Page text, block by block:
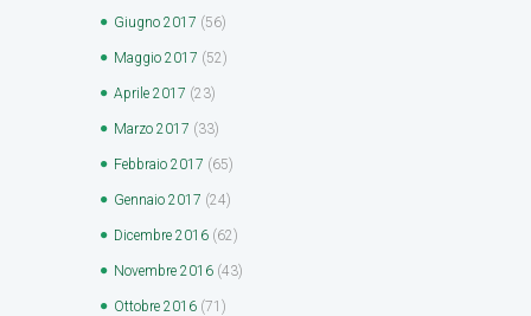
Giugno 2017 (56)
Maggio 2017 (52)
Aprile 2017 (23)
Marzo 2017 (33)
Febbraio 2017 (65)
Gennaio 2017 (24)
Dicembre 2016 (62)
Novembre 2016 (43)
Ottobre 2016 (71)